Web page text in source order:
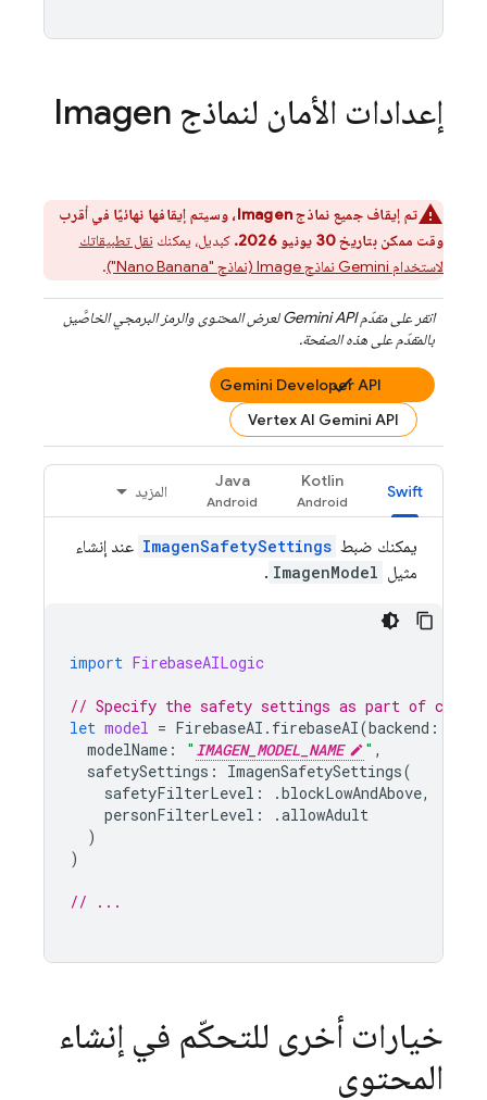
إعدادات الأمان لنماذج Imagen
تم إيقاف جميع نماذجImagen، وسيتم إيقافها نهائيًا في أقرب
وقت ممكن بتاريخ 30 يونيو 2026.
كبديل، يمكنك نقل تطبيقاتك
لاستخدام Gemini نماذج Image (نماذج "Nano Banana") .
انقر على مقدّمGemini APIلعرض المحتوى والرمز البرمجي الخاصَّين
بالمقدّم على هذه الصفحة.
Gemini Developer API
Vertex AI Gemini API
Swift
Kotlin
Java
المزيد
يمكنك ضبط ImagenSafetySettings عند إنشاء
مثيل ImagenModel
.
import FirebaseAILogic
// Specify the safety settings as part of
let model = FirebaseAI . firebaseAI(backend :
modelName : " IMAGEN_MODEL_NAME " ,
safetySettings : ImagenSafetySettings(
safetyFilterLevel : .blockLowAndAbove,
personFilterLevel : .allowAdult
)
)
// ...
خيارات أخرى للتحكّم في إنشاء
المحتوى